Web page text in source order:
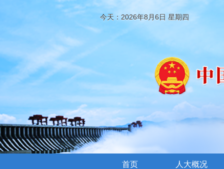
今天：2026年8月6日 星期四
首页 人大概况